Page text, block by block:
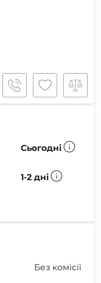
Сьогодні
1-2 дні
Без комісії